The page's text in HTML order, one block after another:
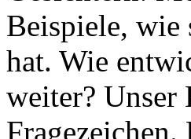
Beispiele, wie
hat. Wie
weiter? Unser